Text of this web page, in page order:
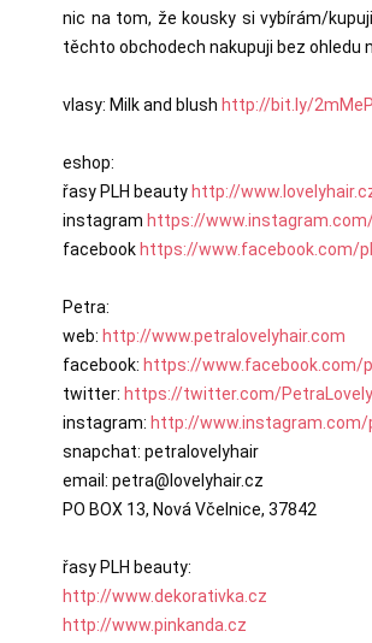
nic na tom, že kousky si vybírám/
těchto obchodech nakupuji bez ohledu
vlasy: Milk and blush http://bit.ly/
eshop:
řasy PLH beauty http://
instagram https://
facebook https://www.facebook.com/
Petra:
web: http://www.petralovelyhair.com
facebook: https://www.facebook.com/
twitter: https://twitter.com/
instagram: http://www.instagram.com/
snapchat: petralovelyhair
email: petra@lovelyhair.cz
PO BOX 13, Nová Včelnice, 37842
http://www.dekorativka.cz
http://www.pinkanda.cz